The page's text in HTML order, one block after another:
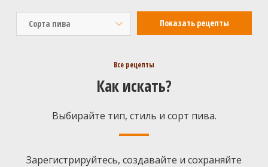
Сорта пива
Все рецепты
Как искать?
Выбирайте тип, стиль и сорт пива.
Зарегистрируйтесь, создавайте и сохраняйте